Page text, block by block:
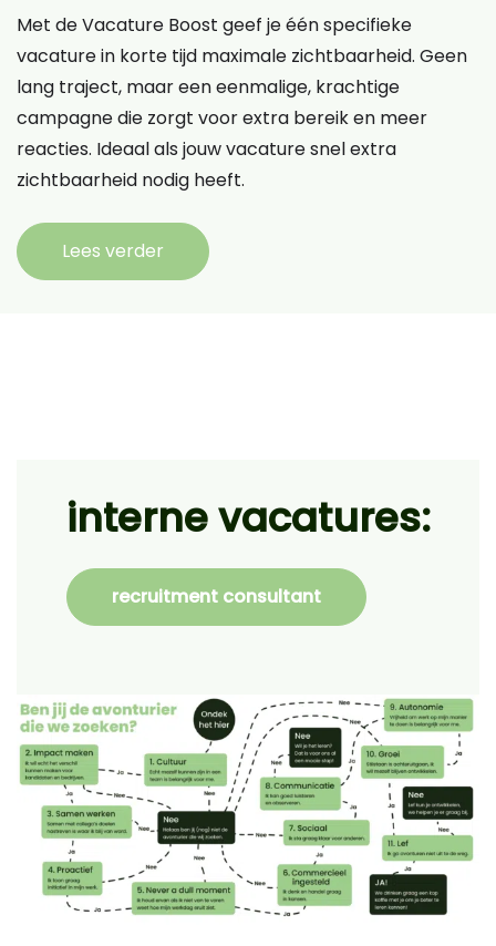
Met de Vacature Boost geef je één specifieke
vacature in korte tijd maximale zichtbaarheid. Geen
lang traject, maar een eenmalige, krachtige
campagne die zorgt voor extra bereik en meer
reacties. Ideaal als jouw vacature snel extra
zichtbaarheid nodig heeft.
Lees verder
interne vacatures:
recruitment consultant